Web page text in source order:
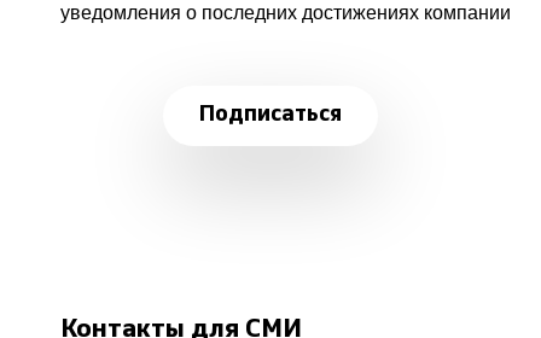
уведомления о последних достижениях компании
Подписаться
Контакты для СМИ